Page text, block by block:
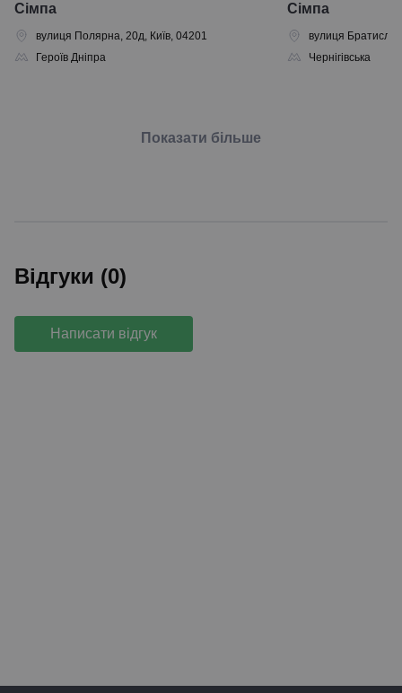
Сімпа
вулиця Полярна, 20д, Київ, 04201
Героїв Дніпра
Сімпа
вулиця
Чернігівська
Показати більше
Відгуки (0)
Написати відгук